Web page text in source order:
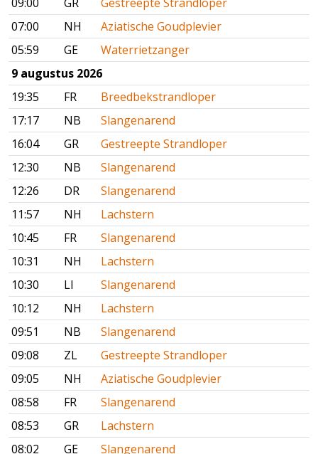
07:00
NH
Aziatische Goudplevier
05:59
GE
Waterrietzanger
9 augustus 2026
19:35
FR
Breedbekstrandloper
17:17
NB
Slangenarend
16:04
GR
Gestreepte Strandloper
12:30
NB
Slangenarend
12:26
DR
Slangenarend
11:57
NH
Lachstern
10:45
FR
Slangenarend
10:31
NH
Lachstern
10:30
LI
Slangenarend
10:12
NH
Lachstern
09:51
NB
Slangenarend
09:08
ZL
Gestreepte Strandloper
09:05
NH
Aziatische Goudplevier
08:58
FR
Slangenarend
08:53
GR
Lachstern
08:02
GE
Slangenarend